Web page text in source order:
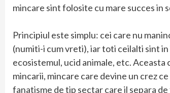
mincare sint folosite cu mare succes in
Principiul este simplu: cei care nu
(numiti-i cum vreti), iar toti ceilalti sint
ecosistemul, ucid animale, etc.
mincarii, mincare care devine un crez
fanatisme de tip sectar care il separa